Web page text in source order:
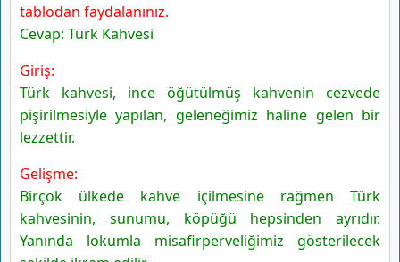
tablodan faydalanınız.
Cevap: Türk Kahvesi
Giriş:
Türk kahvesi, ince öğütülmüş kahvenin cezvede
pişirilmesiyle yapılan, geleneğimiz haline gelen bir
lezzettir.
Gelişme:
Birçok ülkede kahve içilmesine rağmen Türk
kahvesinin, sunumu, köpüğü hepsinden ayrıdır.
Yanında lokumla misafirperveliğimiz gösterilecek